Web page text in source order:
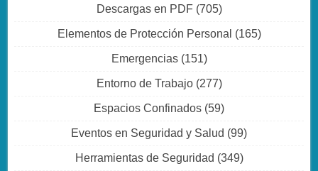
Descargas en PDF(705)
Elementos de Protección Personal (165)
Emergencias(151)
Entorno de Trabajo(277)
Espacios Confinados (59)
Eventos en Seguridad y Salud (99)
Herramientas de Seguridad (349)